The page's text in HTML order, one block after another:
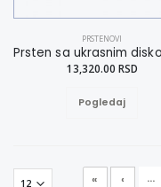
PRSTENOVI
13,320.00 RSD
Pogledaj
« ‹ ...